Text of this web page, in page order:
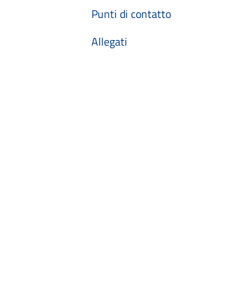
Punti di contatto
Allegati